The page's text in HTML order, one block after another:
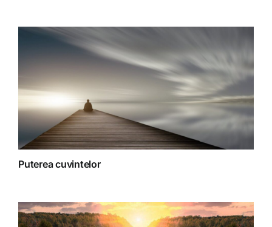
Puterea cuvintelor